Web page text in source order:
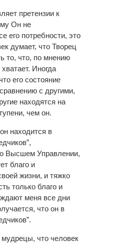
претензии к
Он не
его потребности, это
думает, что Творец
то, что, по мнению
Иногда
его состояние
с другими,
находятся на
чем он.
находится в
о Высшем Управлении,
благо и
жизни, и тяжко
только благо и
меня все дни
что он в
что человек